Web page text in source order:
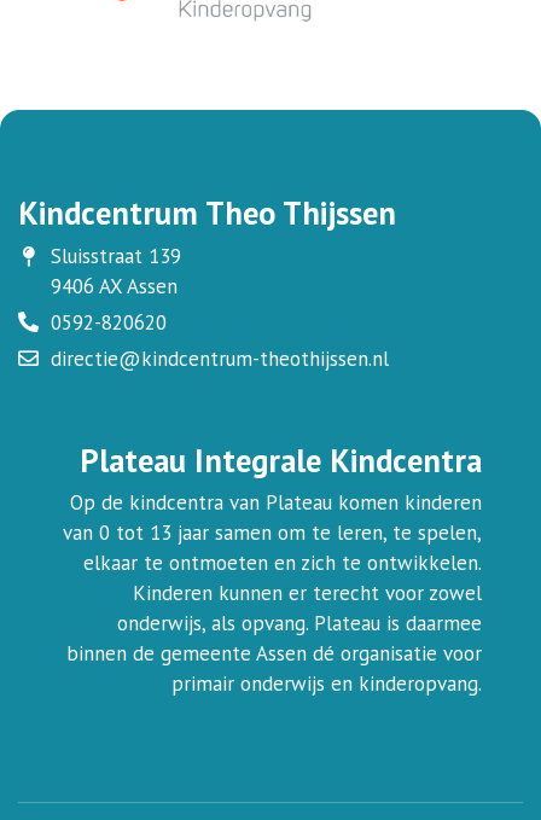
Kindcentrum Theo Thijssen
Sluisstraat 139
9406 AX Assen
0592-820620
directie@kindcentrum-theothijssen.nl
Plateau Integrale Kindcentra
Op de kindcentra van Plateau komen kinderen
van 0 tot 13 jaar samen om te leren, te spelen,
elkaar te ontmoeten en zich te ontwikkelen.
Kinderen kunnen er terecht voor zowel
onderwijs, als opvang. Plateau is daarmee
binnen de gemeente Assen dé organisatie voor
primair onderwijs en kinderopvang.